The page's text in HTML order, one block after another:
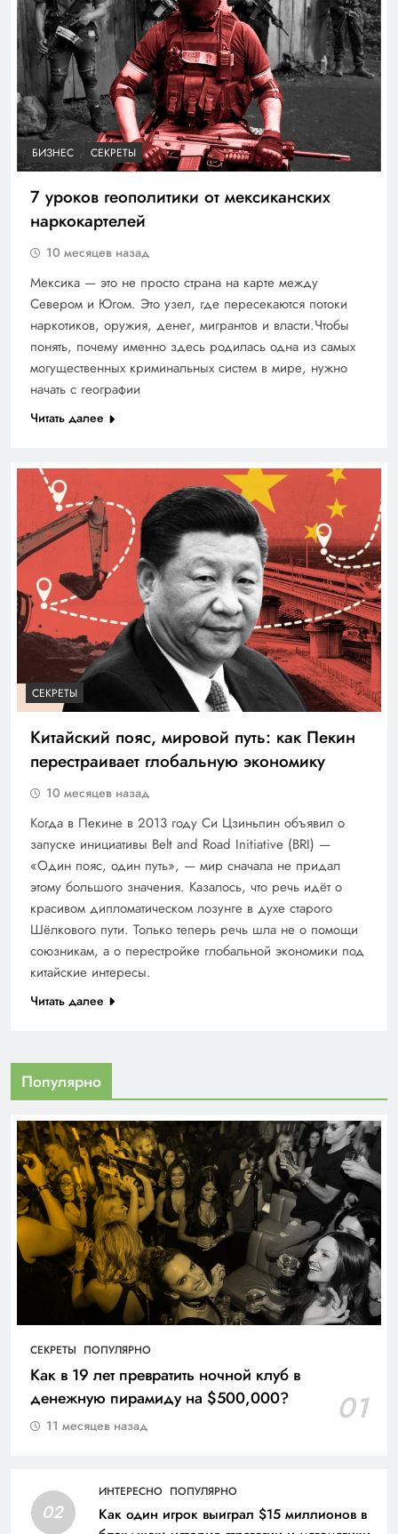
БИЗНЕС СЕКРЕТЫ
7 уроков геополитики от мексиканских
наркокартелей
10 месяцев назад
Мексика — это не просто страна на карте между
Севером и Югом. Это узел, где пересекаются потоки
наркотиков, оружия, денег, мигрантов и власти.Чтобы
понять, почему именно здесь родилась одна из самых
могущественных криминальных систем в мире, нужно
начать с географии
Читать далее
СЕКРЕТЫ
Китайский пояс, мировой путь: как Пекин
перестраивает глобальную экономику
10 месяцев назад
Когда в Пекине в 2013 году Си Цзиньпин объявил о
запуске инициативы Belt and Road Initiative (BRI) —
«Один пояс, один путь», — мир сначала не придал
этому большого значения. Казалось, что речь идёт о
красивом дипломатическом лозунге в духе старого
Шёлкового пути. Только теперь речь шла не о помощи
союзникам, а о перестройке глобальной экономики под
китайские интересы.
Читать далее
Популярно
СЕКРЕТЫ ПОПУЛЯРНО
Как в 19 лет превратить ночной клуб в
денежную пирамиду на $500,000?
01
11 месяцев назад
02
ИНТЕРЕСНО ПОПУЛЯРНО
Как один игрок выиграл $15 миллионов в